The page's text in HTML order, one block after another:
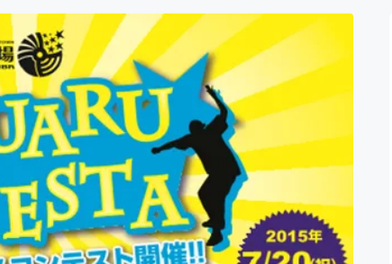
音楽 舞台・パ
ゲーム・サービス開発 フード・飲
書籍・雑誌出版
チャレンジ ビューテ